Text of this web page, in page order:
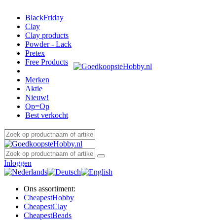
BlackFriday
Clay
Clay products
Powder - Lack
Pretex
Free Products
Merken
Aktie
Nieuw!
Op=Op
Best verkocht
Inloggen
Ons assortiment:
CheapestHobby
CheapestClay
CheapestBeads